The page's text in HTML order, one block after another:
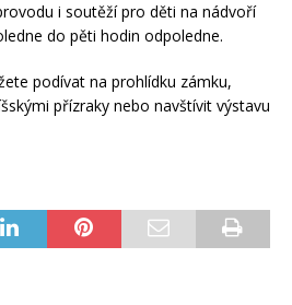
i soutěží pro děti na nádvoří
do pěti hodin odpoledne.
podívat na prohlídku zámku,
přízraky nebo navštívit výstavu